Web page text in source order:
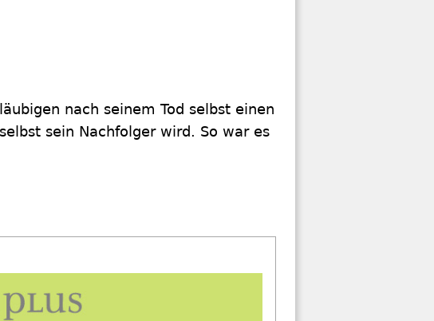
nach seinem Tod selbst einen
sein Nachfolger wird. So war es